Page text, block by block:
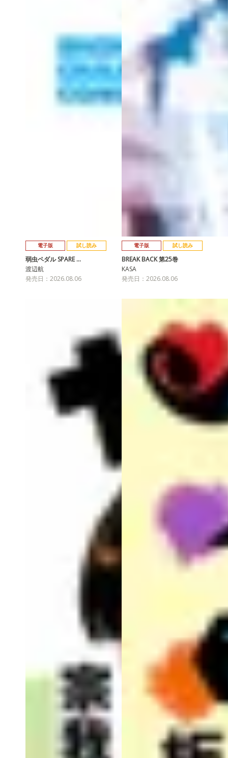
電子版 試し読み
弱虫ペダル SPARE …
渡辺航
発売日：2026.08.06
電子版 試し読み
BREAK BACK 第25巻
KASA
発売日：2026.08.06